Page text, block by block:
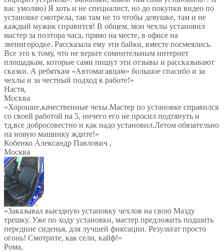
вас умоляю) Я хоть и не специалист, но до покупки видео по
установке смотрела, так там не то чтобы девушке, там и не
каждый мужик справится! В общем, мои чехлы установил
мастер за полтора часа, прямо на месте, в офисе на
звенигородке. Рассказала ему эти байки, вместе посмеялись.
Все это к тому, что не верьте сомнительным интернет
площадкам, которые сами пишут эти отзывы и рассказывают
сказки. А ребяткам «Автомагавцам» большое спасибо и за
чехлы и за честный подход к работе!»
Настя,
Москва
«Хорошие,качественные чехы.Мастер по установке справился
со своей работой на 5, ничего его не просил подтянуть и
тд,все добросовестно и как надо установил.Летом обязательно
на новую машинку ждите!»
Кобенко Александр Павлович ,
Москва
«Заказывал выездную установку чехлов на свою Мазду
трешку. Уже по ходу установки, мастер предложить подшить
передние сиденья, для лучшей фиксации. Результат просто
огонь! Смотрите, как сели, кайф!»
Рома,